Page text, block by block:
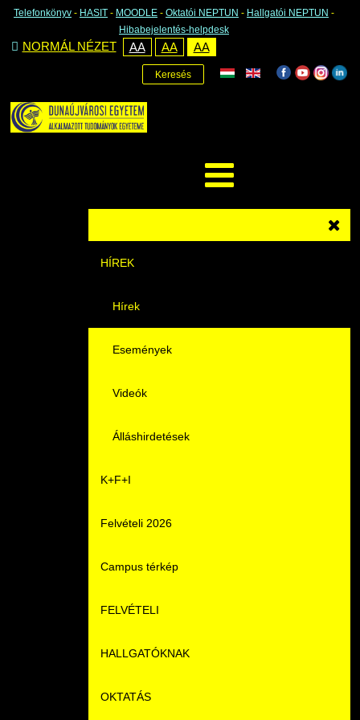
Telefonkönyv - HASIT - MOODLE - Oktatói NEPTUN - Hallgatói NEPTUN -
Hibabejelentés-helpdesk
NORMÁL NÉZET AA AA AA
Keresés
HÍREK
Hírek
Események
Videók
Álláshirdetések
K+F+I
Felvételi 2026
Campus térkép
FELVÉTELI
Pontozási rendszer szabályai
Felvetteknek
HALLGATÓKNAK
Képzéseink
OKTATÁS